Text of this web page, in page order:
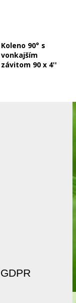
Koleno 90° s
vonkajším
závitom 90 x 4''